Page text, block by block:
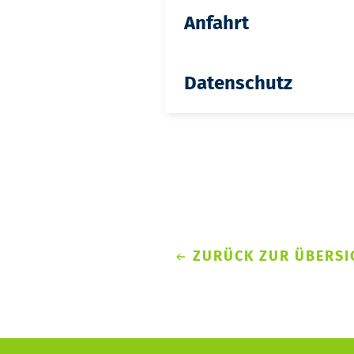
Anfahrt
Datenschutz
ZURÜCK ZUR